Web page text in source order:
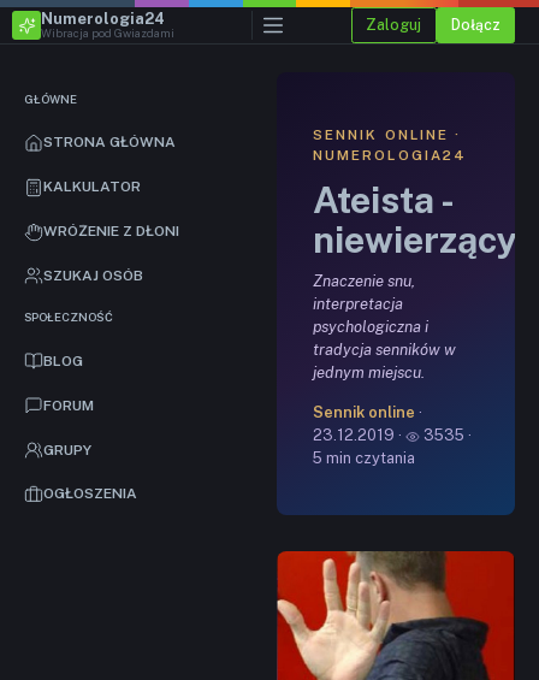
GŁÓWNE
STRONA GŁÓWNA
KALKULATOR
WRÓŻENIE Z DŁONI
SZUKAJ OSÓB
SPOŁECZNOŚĆ
BLOG
FORUM
GRUPY
OGŁOSZENIA
Numerologia24
Wibracja pod Gwiazdami Zaloguj Dołącz
SENNIK ONLINE ·
NUMEROLOGIA24
Ateista -
niewierzący
Znaczenie snu,
interpretacja
psychologiczna i
tradycja senników w
jednym miejscu.
Sennik online ·
23.12.2019 ·
3535 ·
5 min czytania